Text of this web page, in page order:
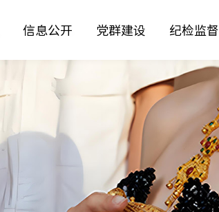
信息公开 党群建设 纪检监督
国首检测